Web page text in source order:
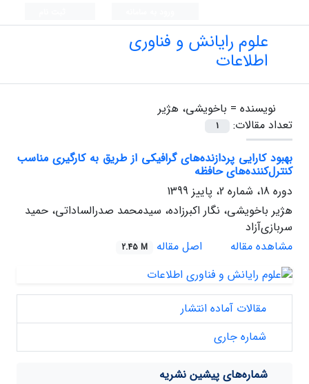
علوم رایانش و فناوری
اطلاعات
نویسنده = باخویشی، هژیر
تعداد مقالات:
1
بهبود کارایی پردازنده‌های گرافیکی از طریق به کارگیری مناسب
کنترل‌کننده‌های حافظه
دوره 18، شماره 2، پاییز 1399
هژیر باخویشی، نگار اکبرزاده، سیدمحمد صدرالساداتی، حمید
سربازی‌آزاد
مشاهده مقاله
اصل مقاله 2.45 M
مقالات آماده انتشار
شماره جاری
شماره‌های پیشین نشریه